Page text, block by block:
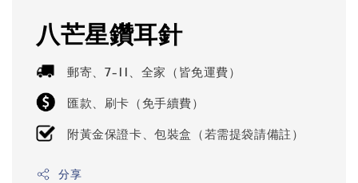
八芒星鑽耳針
郵寄、7-11、全家（皆免運費）
匯款、刷卡（免手續費）
附黃金保證卡、包裝盒（若需提袋請備註）
分享